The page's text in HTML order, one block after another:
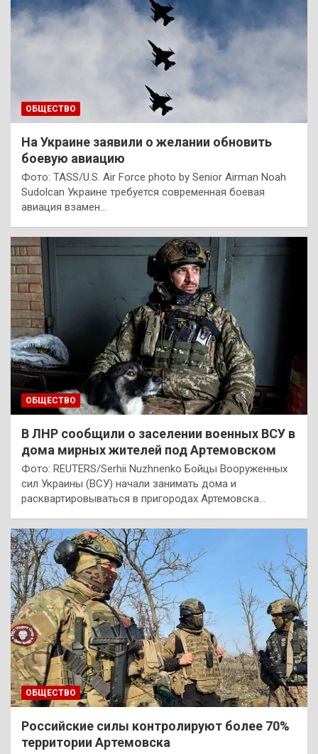
ОБЩЕСТВО
На Украине заявили о желании обновить
боевую авиацию
Фото: TASS/U.S. Air Force photo by Senior Airman Noah
Sudolcan Украине требуется современная боевая
авиация взамен…
ОБЩЕСТВО
В ЛНР сообщили о заселении военных ВСУ в
дома мирных жителей под Артемовском
Фото: REUTERS/Serhii Nuzhnenko Бойцы Вооруженных
сил Украины (ВСУ) начали занимать дома и
расквартировываться в пригородах Артемовска…
ОБЩЕСТВО
Российские силы контролируют более 70%
территории Артемовска